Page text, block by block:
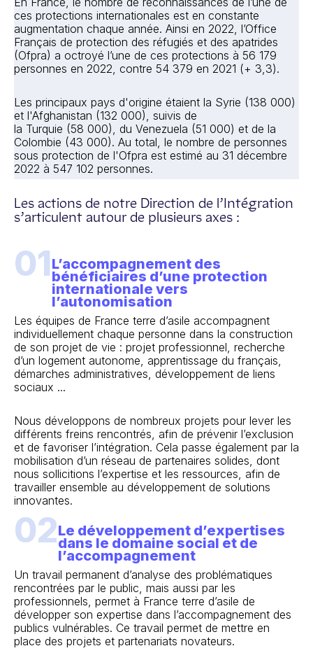
ces protections internationales est en constante
augmentation chaque année. Ainsi en 2022, l’Office
Français de protection des réfugiés et des apatrides
(Ofpra) a octroyé l’une de ces protections à 56 179
personnes en 2022, contre 54 379 en 2021 (+ 3,3).
Les principaux pays d'origine étaient la Syrie (138 000)
et l'Afghanistan (132 000), suivis de
la Turquie (58 000), du Venezuela (51 000) et de la
Colombie (43 000). Au total, le nombre de personnes
sous protection de l'Ofpra est estimé au 31 décembre
2022 à 547 102 personnes.
Les actions de notre Direction de l’Intégration
s’articulent autour de plusieurs axes :
01L’accompagnement des
bénéficiaires d’une protection
internationale vers
l’autonomisation
Les équipes de France terre d’asile accompagnent
individuellement chaque personne dans la construction
de son projet de vie : projet professionnel, recherche
d’un logement autonome, apprentissage du français,
démarches administratives, développement de liens
sociaux ...
Nous développons de nombreux projets pour lever les
différents freins rencontrés, afin de prévenir l’exclusion
et de favoriser l’intégration. Cela passe également par la
mobilisation d’un réseau de partenaires solides, dont
nous sollicitions l’expertise et les ressources, afin de
travailler ensemble au développement de solutions
innovantes.
02Le développement d’expertises
dans le domaine social et de
l’accompagnement
Un travail permanent d’analyse des problématiques
rencontrées par le public, mais aussi par les
professionnels, permet à France terre d’asile de
développer son expertise dans l’accompagnement des
publics vulnérables. Ce travail permet de mettre en
place des projets et partenariats novateurs.